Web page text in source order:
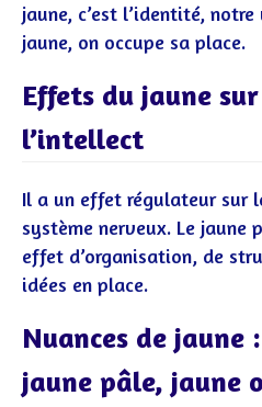
jaune, c’est l’identité,
jaune, on occupe sa place.
Effets du jaune
l’intellect
Il a un effet régulateur sur
système nerveux. Le jaune
effet d’organisation, de
idées en place.
Nuances de jaune
jaune pâle, jaune